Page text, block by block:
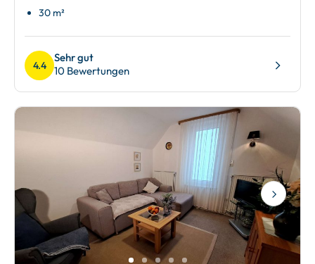
30 m²
4.4
Sehr gut
10 Bewertungen
Next